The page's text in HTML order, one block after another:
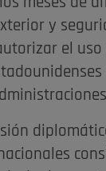
y
el uso